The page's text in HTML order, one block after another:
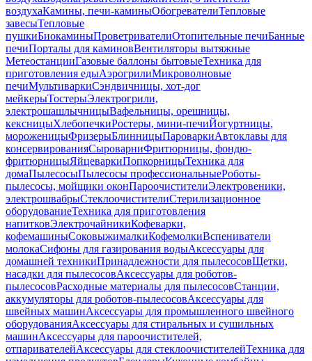
воздухаКамины, печи-каминыОбогревателиТепловые
завесыТепловые
пушкиБиокаминыПроветривателиОтопительные печиБанные
печиПорталы для каминовВентиляторы вытяжные
МетеостанцииГазовые баллоны бытовыеТехника для
приготовления едыАэрогрилиМикроволновые
печиМультиваркиСэндвичницы, хот-дог
мейкерыТостерыЭлектрогрили,
электрошашлычницыВафельницы, орешницы,
кексницыХлебопечкиРостеры, мини-печиЙогуртницы,
мороженицыФризерыБлинницыПароваркиАвтоклавы для
консервированияСыроварниФритюрницы, фондю-
фритюрницыЯйцеваркиПопкорницыТехника для
домаПылесосыПылесосы профессиональныеРоботы-
пылесосы, мойщики оконПароочистителиЭлектровеники,
электрошвабрыСтеклоочистителиСтерилизационное
оборудованиеТехника для приготовления
напитковЭлектрочайникиКофеварки,
кофемашиныСоковыжималкиКофемолкиВспениватели
молокаСифоны для газирования водыАксессуары для
домашней техникиПринадлежности для пылесосовЩетки,
насадки для пылесосовАксессуары для роботов-
пылесосовРасходные материалы для пылесосовСтанции,
аккумуляторы для роботов-пылесосовАксессуары для
швейных машинАксессуары для промышленного швейного
оборудованияАксессуары для стиральных и сушильных
машинАксессуары для пароочистителей,
отпаривателейАксессуары для стеклоочистителейТехника для